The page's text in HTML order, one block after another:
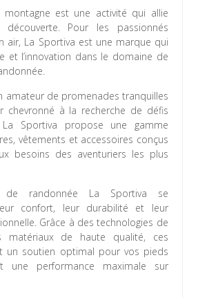
montagne est une activité qui allie
Pour les passionnés
air, La Sportiva est une marque qui
et l’innovation dans le domaine de
amateur de promenades tranquilles
chevronné à la recherche de défis
Sportiva propose une gamme
vêtements et accessoires conçus
besoins des aventuriers les plus
de randonnée La Sportiva se
confort, leur durabilité et leur
Grâce à des technologies de
de haute qualité, ces
un soutien optimal pour vos pieds
une performance maximale sur